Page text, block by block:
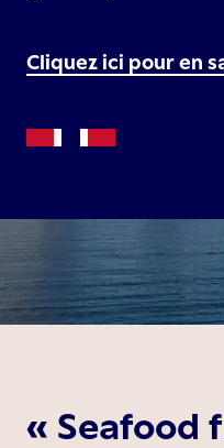
Cliquez ici pour en
« Seafood